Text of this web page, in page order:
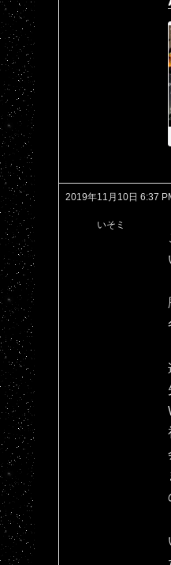
2019年11月10日 6:37
いそミ